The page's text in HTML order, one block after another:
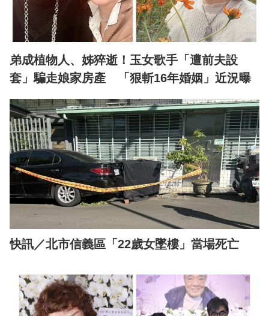
弟成植物人、姊猝逝！玉女歌手「遭前夫設
套」騙走娘家房產 「狠斬16年婚姻」近況曝
快訊／北市信義區「22歲女墜樓」當場死亡